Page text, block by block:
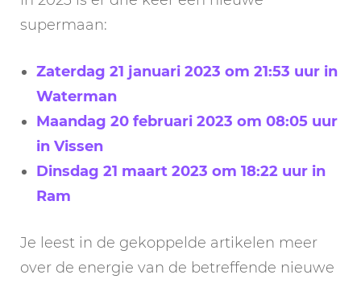
supermaan:
Zaterdag 21 januari 2023 om 21:53 uur in
Waterman
Maandag 20 februari 2023 om 08:05 uur
in Vissen
Dinsdag 21 maart 2023 om 18:22 uur in
Ram
Je leest in de gekoppelde artikelen meer
over de energie van de betreffende nieuwe